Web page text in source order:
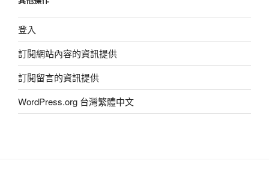
登入
訂閱網站內容的資訊提供
訂閱留言的資訊提供
WordPress.org 台灣繁體中文